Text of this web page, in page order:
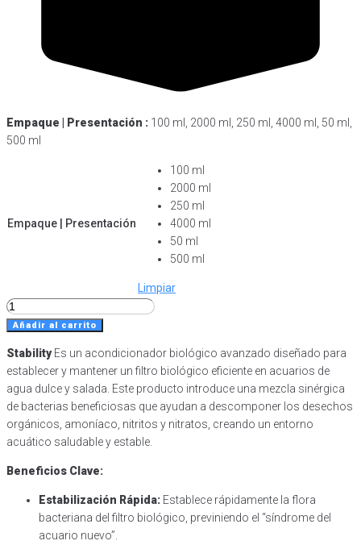
Empaque | Presentación : 100 ml, 2000 ml, 250 ml, 4000 ml, 50 ml,
500 ml
Empaque | Presentación
100 ml
2000 ml
250 ml
4000 ml
50 ml
500 ml
Limpiar
Stability
cantidad
Añadir al carrito
StabilityEs un acondicionador biológico avanzado diseñado para
establecer y mantener un filtro biológico eficiente en acuarios de
agua dulce y salada. Este producto introduce una mezcla sinérgica
de bacterias beneficiosas que ayudan a descomponer los desechos
orgánicos, amoníaco, nitritos y nitratos, creando un entorno
acuático saludable y estable.
Beneficios Clave:
Estabilización Rápida: Establece rápidamente la flora
bacteriana del filtro biológico, previniendo el “síndrome del
acuario nuevo”.